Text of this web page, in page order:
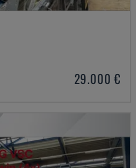
29.000 €